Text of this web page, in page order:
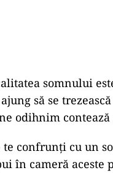
somnului
să se
odihnim
te confrunți cu un
în cameră aceste